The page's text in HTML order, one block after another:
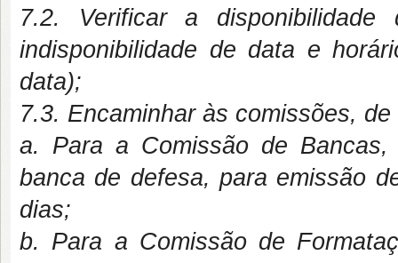
7.2. Verificar a
indisponibilidade de data e
data);
7.3. Encaminhar às comissões,
a. Para a Comissão de
banca de defesa, para emissão
dias;
b. Para a Comissão de